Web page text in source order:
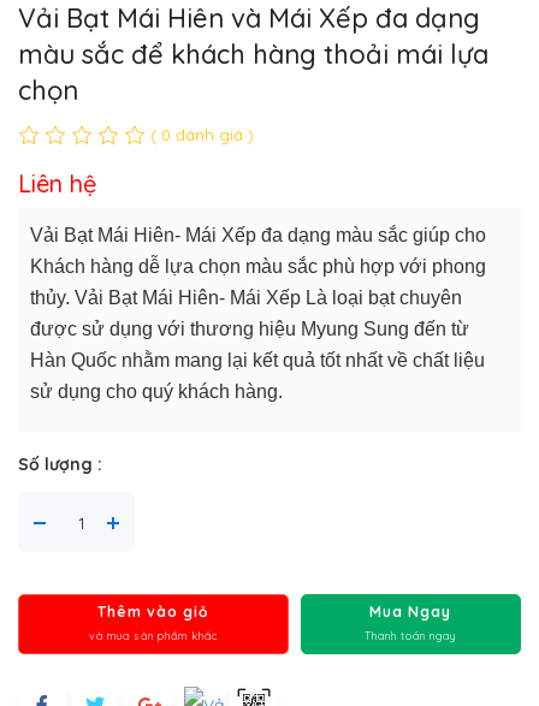
Vải Bạt Mái Hiên và Mái Xếp đa dạng
màu sắc để khách hàng thoải mái lựa
chọn
( 0 đánh giá )
Liên hệ
Vải Bạt Mái Hiên- Mái Xếp đa dạng màu sắc giúp cho
Khách hàng dễ lựa chọn màu sắc phù hợp với phong
thủy. Vải Bạt Mái Hiên- Mái Xếp Là loại bạt chuyên
được sử dụng với thương hiệu Myung Sung đến từ
Hàn Quốc nhằm mang lại kết quả tốt nhất về chất liệu
sử dụng cho quý khách hàng.
Số lượng :
Thêm vào giỏ
và mua sản phẩm khác
Mua Ngay
Thanh toán ngay